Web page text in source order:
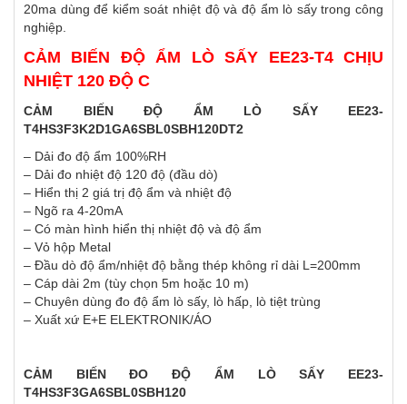
20ma dùng để kiểm soát nhiệt độ và độ ẩm lò sấy trong công
nghiệp.
CẢM BIẾN ĐỘ ẨM LÒ SẤY EE23-T4 CHỊU
NHIỆT 120 ĐỘ C
CẢM BIẾN ĐỘ ẨM LÒ SẤY EE23-
T4HS3F3K2D1GA6SBL0SBH120DT2
– Dải đo độ ẩm 100%RH
– Dải đo nhiệt độ 120 độ (đầu dò)
– Hiển thị 2 giá trị độ ẩm và nhiệt độ
– Ngõ ra 4-20mA
– Có màn hình hiển thị nhiệt độ và độ ẩm
– Vỏ hộp Metal
– Đầu dò độ ẩm/nhiệt độ bằng thép không rỉ dài L=200mm
– Cáp dài 2m (tùy chọn 5m hoặc 10 m)
– Chuyên dùng đo độ ẩm lò sấy, lò hấp, lò tiệt trùng
– Xuất xứ E+E ELEKTRONIK/ÁO
CẢM BIẾN ĐO ĐỘ ẨM LÒ SẤY EE23-
T4HS3F3GA6SBL0SBH120